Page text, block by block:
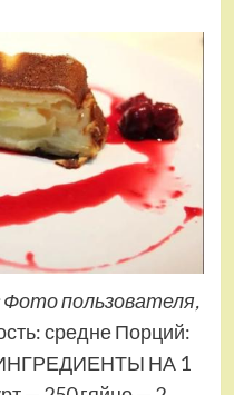
пользователя,
средне Порций:
НА 1